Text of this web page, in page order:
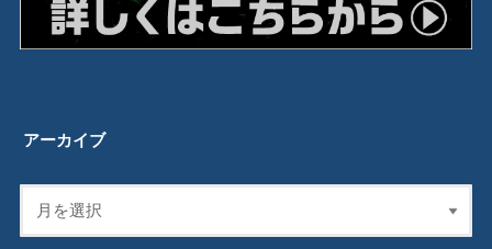
アーカイブ